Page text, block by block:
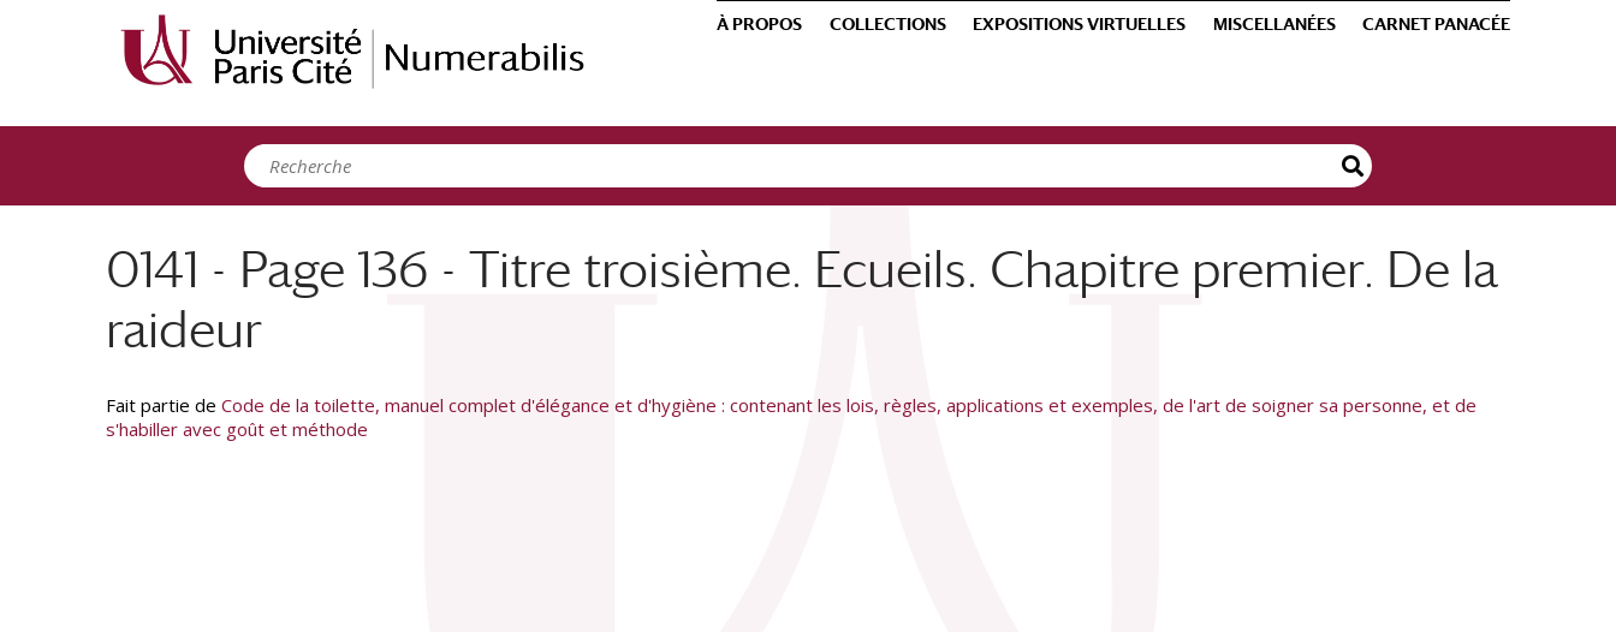
À PROPOS COLLECTIONS EXPOSITIONS VIRTUELLES MISCELLANÉES CARNET PANACÉE
0141 - Page 136 - Titre troisième. Ecueils. Chapitre premier. De la
raideur
Fait partie de Code de la toilette, manuel complet d'élégance et d'hygiène : contenant les lois, règles, applications et exemples, de l'art de soigner sa personne, et de
s'habiller avec goût et méthode
Panneau de gestion des cookies